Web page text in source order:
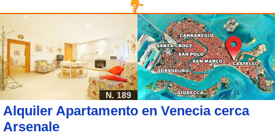
N. 189
Alquiler Apartamento en Venecia cerca
Arsenale